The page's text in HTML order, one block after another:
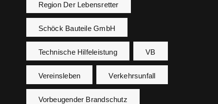
Region Der Lebensretter
Schöck Bauteile GmbH
Technische Hilfeleistung VB
Vereinsleben Verkehrsunfall
Vorbeugender Brandschutz